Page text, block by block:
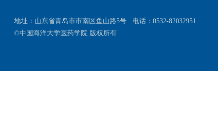
地址：山东省青岛市市南区鱼山路5号
电话：0532-82032951
©中国海洋大学医药学院 版权所有